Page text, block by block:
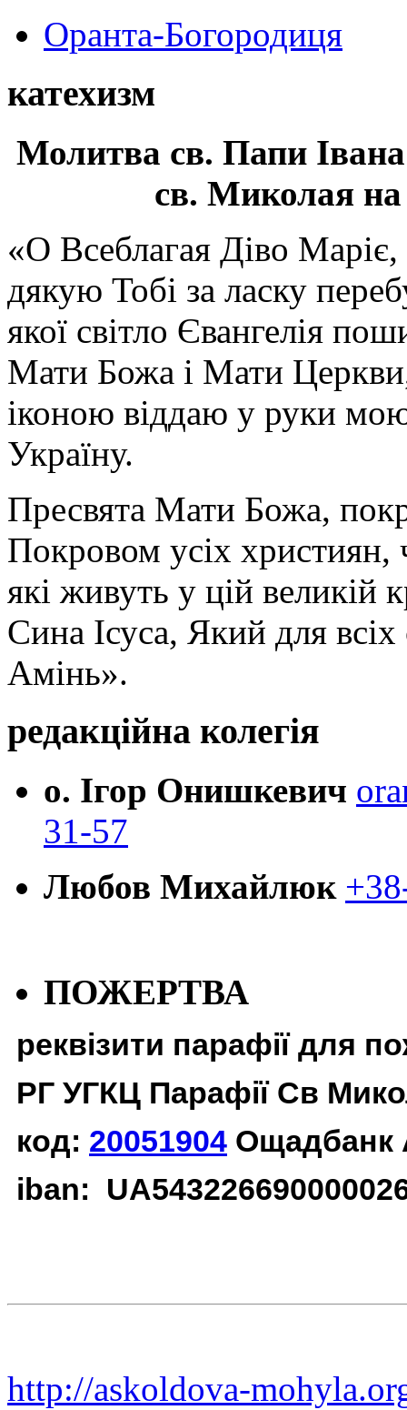
Оранта-Богородиця
катехизм
Молитва св. Папи
св. Миколая на
«О Всеблагая Діво
дякую Тобі за ласку
якої світло Євангелія
Мати Божа і Мати
іконою віддаю у руки
Україну.
Пресвята Мати Божа,
Покровом усіх християн,
які живуть у цій великій
Сина Ісуса, Який для
Амінь».
редакційна колегія
о. Ігор Онишкевич
31-57
Любов Михайлюк
ПОЖЕРТВА
реквізити парафії для
РГ УГКЦ Парафії Св
код: 20051904 Ощадбанк
iban:
http://askoldova-